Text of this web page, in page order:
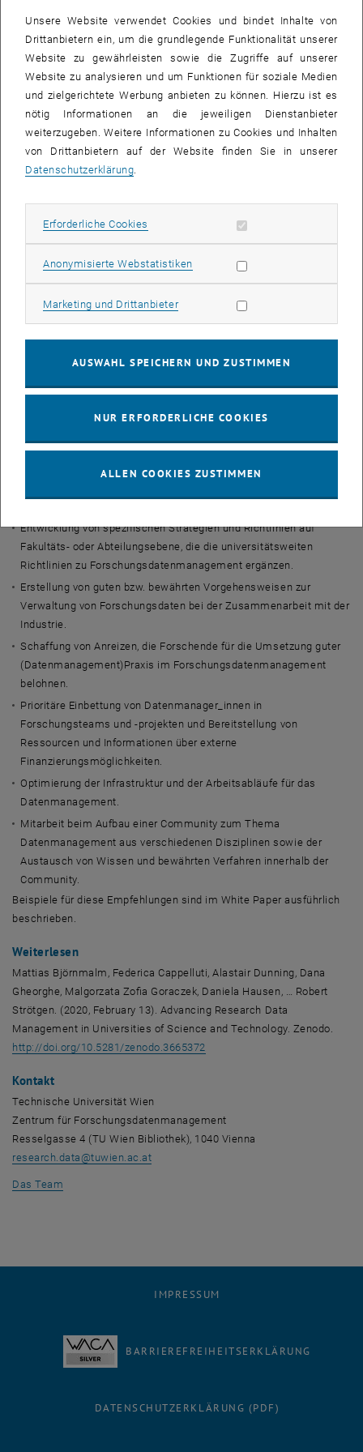
Die wichtigsten Ergebnisse des White Papers
Die Ergebnisse der Umfrage geben einen Einblick in die Erfolge der
CESAER-Mitglieder bei der Einführung robuster Richtlinien,
Infrastrukturen und Dienstleistungen rund um das
Forschungsdatenmanagement. Auf der anderen Seite zeigt die
Umfrage aber auch die Herausforderungen an die Entwicklung von
Dienstleistungen des Forschungsdatenmanagements auf. Diese
Herausforderungen betreffen die Zusammenarbeit
verschiedenen Disziplinen produzierten und gesammelten Daten
Dateninfrastruktur. Als weiterer Einflussfaktor konnte beispielsweise
werden, wie auch komplexe Anforderungen an
Verwertungsmöglichkeiten bei Kooperationsprojekten. Die
immer noch auf zahlreiche Hindernisse, die besondere Lösungen
Weiterentwicklung des Forschungsdatenmanagements vor:
Entwicklung von spezifischen Strategien und Richtlinien auf
Fakultäts- oder Abteilungsebene, die die universitätsweiten
Richtlinien zu Forschungsdatenmanagement ergänzen.
Erstellung von guten bzw. bewährten Vorgehensweisen zur
Verwaltung von Forschungsdaten bei der Zusammenarbeit mit der
Industrie.
Schaffung von Anreizen, die Forschende für die Umsetzung guter
(Datenmanagement)Praxis im Forschungsdatenmanagement
belohnen.
Prioritäre Einbettung von Datenmanager_innen in
Forschungsteams und -projekten und Bereitstellung von
Ressourcen und Informationen über externe
Finanzierungsmöglichkeiten.
Optimierung der Infrastruktur und der Arbeitsabläufe für das
Datenmanagement.
Mitarbeit beim Aufbau einer Community zum Thema
Datenmanagement aus verschiedenen Disziplinen sowie der
Austausch von Wissen und bewährten Verfahren innerhalb der
Community.
Beispiele für diese Empfehlungen sind im White Paper ausführlich
beschrieben.
Weiterlesen
Mattias Björnmalm, Federica Cappelluti, Alastair Dunning, Dana
Gheorghe, Malgorzata Zofia Goraczek, Daniela Hausen, … Robert
Strötgen. (2020, February 13). Advancing Research Data
Management in Universities of Science and Technology. Zenodo.
http://doi.org/10.5281/zenodo.3665372
Kontakt
Technische Universität Wien
Zentrum für Forschungsdatenmanagement
Resselgasse 4 (TU Wien Bibliothek), 1040 Vienna
research.data @tuwien.ac.at
Das Team
IMPRESSUM
BARRIEREFREIHEITSERKLÄRUNG
DATENSCHUTZERKLÄRUNG (PDF)
Unsere Website verwendet Cookies und bindet Inhalte von
Drittanbietern ein, um die grundlegende Funktionalität unserer
Website zu gewährleisten sowie die Zugriffe auf unserer
Website zu analysieren und um Funktionen für soziale Medien
und zielgerichtete Werbung anbieten zu können. Hierzu ist es
nötig Informationen an die jeweiligen Dienstanbieter
weiterzugeben. Weitere Informationen zu Cookies und Inhalten
von Drittanbietern auf der Website finden Sie in unserer
Datenschutzerklärung.
Erforderliche Cookies Erforderliche Cookies zulassen
Anonymisierte WebstatistikenStatistik Cookies zulassen
Marketing und DrittanbieterMarketing Cookies zulassen
AUSWAHL SPEICHERN UND ZUSTIMMEN
NUR ERFORDERLICHE COOKIES
ALLEN COOKIES ZUSTIMMEN